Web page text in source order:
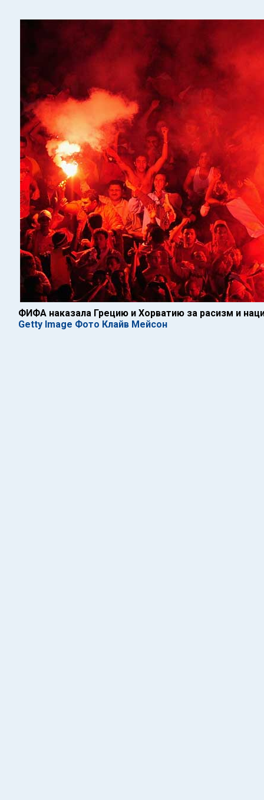
ФИФА наказала Грецию и Хорватию за расизм и
Getty Image Фото Клайв Мейсон